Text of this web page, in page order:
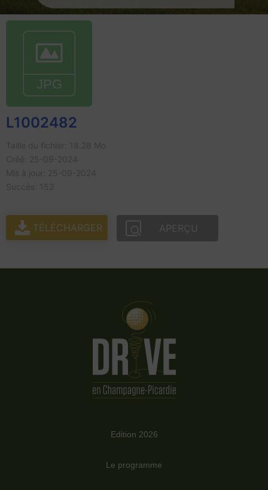
L1002482
TÉLÉCHARGER APERÇU
Edition 2026
Le programme